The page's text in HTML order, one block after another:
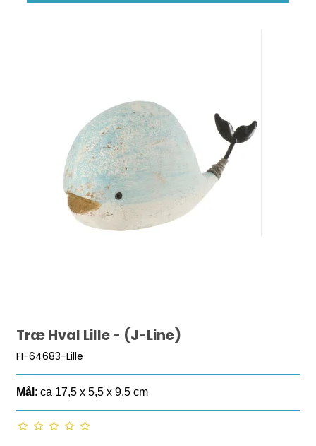
Træ Hval Lille - (J-Line)
FI-64683-Lille
Mål : ca 17,5 x 5,5 x 9,5 cm